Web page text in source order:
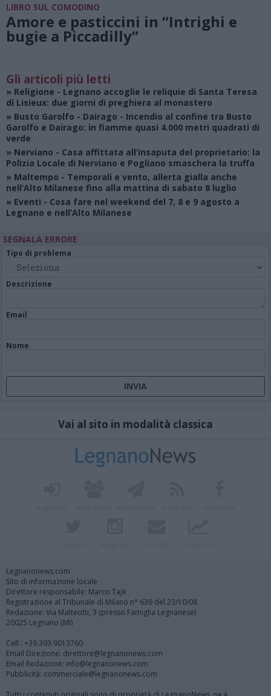
LIBRO SUL COMODINO
Amore e pasticcini in “Intrighi e
bugie a Piccadilly”
Gli articoli più letti
» Religione - Legnano accoglie le reliquie di Santa Teresa
di Lisieux: due giorni di preghiera al monastero
» Busto Garolfo - Dairago - Incendio al confine tra Busto
Garolfo e Dairago: in fiamme quasi 4.000 metri quadrati di
verde
» Nerviano - Casa affittata all’insaputa del proprietario: la
Polizia Locale di Nerviano e Pogliano smaschera la truffa
» Maltempo - Temporali e vento, allerta gialla anche
nell’Alto Milanese fino alla mattina di sabato 8 luglio
» Eventi - Cosa fare nel weekend del 7, 8 e 9 agosto a
Legnano e nell’Alto Milanese
SEGNALA ERRORE
Tipo di problema
Descrizione
Email
Nome
Vai al sito in modalità classica
Legnanonews.com
Sito di informazione locale
Direttore responsabile: Marco Tajè
Registrazione al Tribunale di Milano n° 639 del 23/10/08
Redazione: Via Matteotti, 3 (presso Famiglia Legnanese)
20025 Legnano (MI)
Cell.: +39.393.9013760
Email Direzione: direttore@legnanonews.com
Email Redazione: info@legnanonews.com
Pubblicità: commerciale@legnanonews.com